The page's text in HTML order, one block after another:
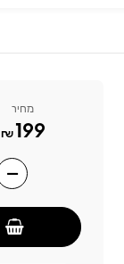
מחיר
199
₪